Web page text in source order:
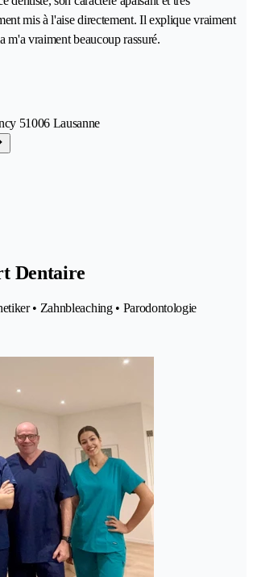
mis à l'aise directement. Il explique vraiment
m'a vraiment beaucoup rassuré.
51006 Lausanne
Dentaire
• Zahnbleaching • Parodontologie